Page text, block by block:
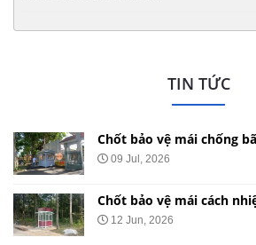
TIN TỨC
Chốt bảo vệ mái chống bão
09 Jul, 2026
Chốt bảo vệ mái cách nhiệt
12 Jun, 2026